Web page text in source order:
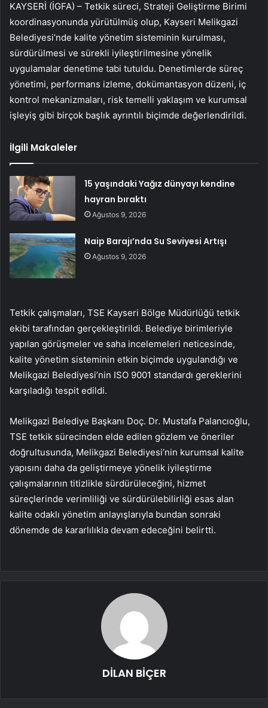
KAYSERİ (İGFA) – Tetkik süreci, Strateji Geliştirme Birimi
koordinasyonunda yürütülmüş olup, Kayseri Melikgazi
Belediyesi’nde kalite yönetim sisteminin kurulması,
sürdürülmesi ve sürekli iyileştirilmesine yönelik
uygulamalar denetime tabi tutuldu. Denetimlerde süreç
yönetimi, performans izleme, dokümantasyon düzeni, iç
kontrol mekanizmaları, risk temelli yaklaşım ve kurumsal
işleyiş gibi birçok başlık ayrıntılı biçimde değerlendirildi.
İlgili Makaleler
15 yaşındaki Yağız dünyayı kendine
hayran bıraktı
Ağustos 9, 2026
Naip Barajı’nda Su Seviyesi Artışı
Ağustos 9, 2026
Tetkik çalışmaları, TSE Kayseri Bölge Müdürlüğü tetkik
ekibi tarafından gerçekleştirildi. Belediye birimleriyle
yapılan görüşmeler ve saha incelemeleri neticesinde,
kalite yönetim sisteminin etkin biçimde uygulandığı ve
Melikgazi Belediyesi’nin ISO 9001 standardı gereklerini
karşıladığı tespit edildi.
Melikgazi Belediye Başkanı Doç. Dr. Mustafa Palancıoğlu,
TSE tetkik sürecinden elde edilen gözlem ve öneriler
doğrultusunda, Melikgazi Belediyesi’nin kurumsal kalite
yapısını daha da geliştirmeye yönelik iyileştirme
çalışmalarının titizlikle sürdürüleceğini, hizmet
süreçlerinde verimliliği ve sürdürülebilirliği esas alan
kalite odaklı yönetim anlayışlarıyla bundan sonraki
dönemde de kararlılıkla devam edeceğini belirtti.
DİLAN BİÇER